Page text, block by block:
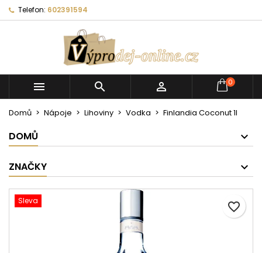
Telefon: 602391594
   0
Domů Nápoje Lihoviny Vodka Finlandia Coconut 1l
DOMŮ
ZNAČKY
Sleva favorite_border